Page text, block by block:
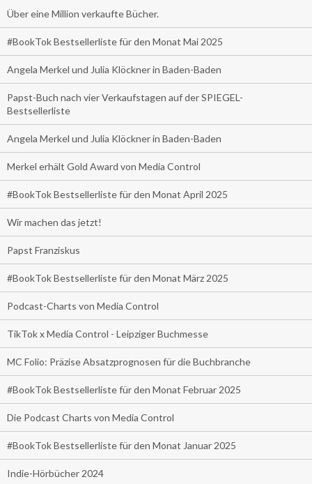
Über eine Million verkaufte Bücher.
#BookTok Bestsellerliste für den Monat Mai 2025
Angela Merkel und Julia Klöckner in Baden-Baden
Papst-Buch nach vier Verkaufstagen auf der SPIEGEL-
Bestsellerliste
Angela Merkel und Julia Klöckner in Baden-Baden
Merkel erhält Gold Award von Media Control
#BookTok Bestsellerliste für den Monat April 2025
Wir machen das jetzt!
Papst Franziskus
#BookTok Bestsellerliste für den Monat März 2025
Podcast-Charts von Media Control
TikTok x Media Control - Leipziger Buchmesse
MC Folio: Präzise Absatzprognosen für die Buchbranche
#BookTok Bestsellerliste für den Monat Februar 2025
Die Podcast Charts von Media Control
#BookTok Bestsellerliste für den Monat Januar 2025
Indie-Hörbücher 2024